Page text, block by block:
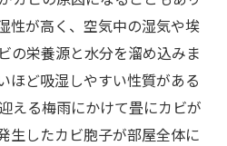
性が高く、空気中の湿気や埃
の栄養源と水分を溜め込みま
ほど吸湿しやすい性質がある
える梅雨にかけて畳にカビが
生したカビ胞子が部屋全体に